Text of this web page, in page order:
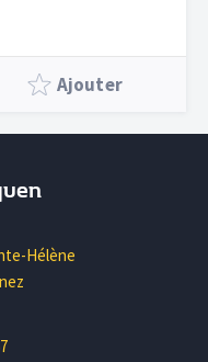
Ajouter
Hélène